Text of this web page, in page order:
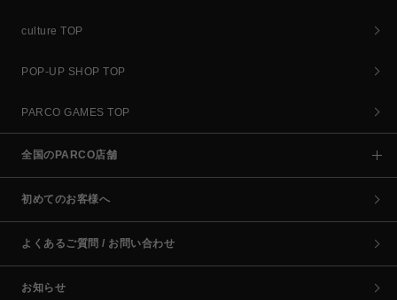
culture TOP
POP-UP SHOP TOP
PARCO GAMES TOP
全国のPARCO店舗
初めてのお客様へ
よくあるご質問 / お問い合わせ
お知らせ